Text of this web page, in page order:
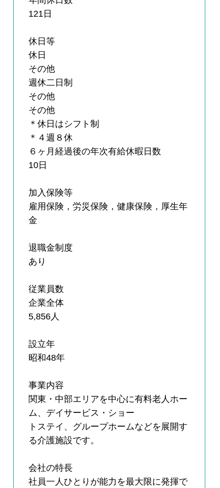
121日
休日等
休日
その他
週休二日制
その他
その他
＊休日はシフト制
＊４週８休
６ヶ月経過後の年次有給休暇日数
10日
加入保険等
雇用保険，労災保険，健康保険，厚生年
金
退職金制度
あり
従業員数
企業全体
5,856人
設立年
昭和48年
事業内容
関東・中部エリアを中心に有料老人ホー
ム、デイサービス・ショー
トステイ、グループホームなどを展開す
る介護施設です。
会社の特長
社員一人ひとりが能力を最大限に発揮で